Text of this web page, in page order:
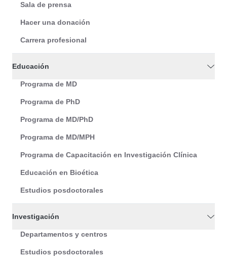
Sala de prensa
Hacer una donación
Carrera profesional
Educación
Programa de MD
Programa de PhD
Programa de MD/PhD
Programa de MD/MPH
Programa de Capacitación en Investigación Clínica
Educación en Bioética
Estudios posdoctorales
Investigación
Departamentos y centros
Estudios posdoctorales